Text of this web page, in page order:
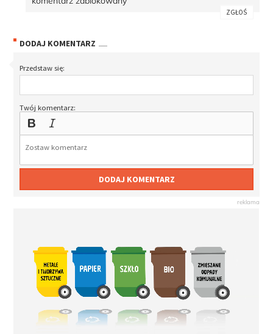
ZGŁOŚ
DODAJ KOMENTARZ
Przedstaw się:
Twój komentarz:
DODAJ KOMENTARZ